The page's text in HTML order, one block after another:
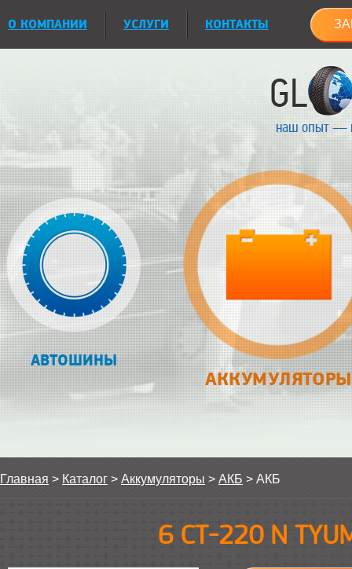
О КОМПАНИИ УСЛУГИ КОНТАКТЫ
наш опыт —
АВТОШИНЫ
АККУМУЛЯТОРЫ
Главная > Каталог > Аккумуляторы > АКБ > АКБ
6 СТ-220 N